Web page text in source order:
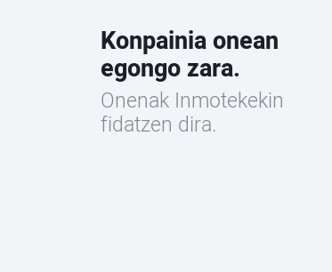
Konpainia onean
egongo zara.
Onenak Inmotekekin
fidatzen dira.